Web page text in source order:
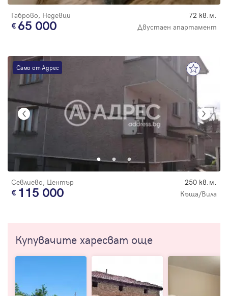
Габрово, Недевци 72 кв.м.
65 000 Двустаен апартамент
Само от Адрес
Севлиево, Център 250 кв.м.
115 000 Къща/Вила
Купувачите харесват още